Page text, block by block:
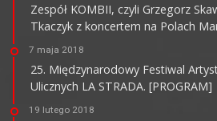
Zespół KOMBII, czyli Grzegorz
Tkaczyk z koncertem na Polach
7 maja 2018
25. Międzynarodowy Festiwal
Ulicznych LA STRADA. [PROGRAM]
19 lutego 2018